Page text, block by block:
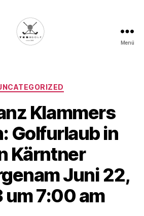
Deine
Plattform
für
Golfbegeisterte!
Menü
Kategorien
Klammers
Golfurlaub in
Kärntner
Juni 22,
7:00 am